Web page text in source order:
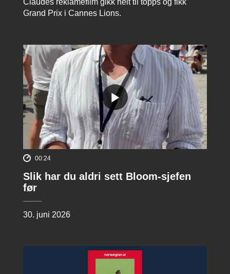
Claudes reklamefilm gikk helt til topps og fikk
Grand Prix i Cannes Lions.
00:24
Slik har du aldri sett Bloom-sjefen
før
30. juni 2026